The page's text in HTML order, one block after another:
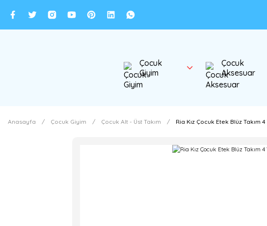
Çocuk
Giyim
Çocuk
Aksesuar
Anasayfa Çocuk Giyim Çocuk Alt - Üst Takım Ria Kız Çocuk Etek Blüz Takım 4